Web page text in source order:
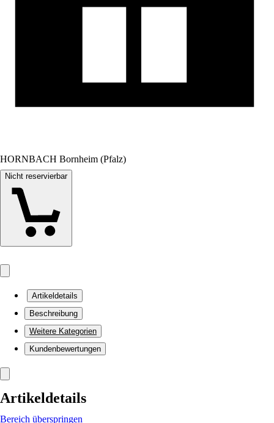
HORNBACH Bornheim (Pfalz)
Nicht reservierbar
Artikeldetails
Beschreibung
Weitere Kategorien
Kundenbewertungen
Artikeldetails
Bereich überspringen